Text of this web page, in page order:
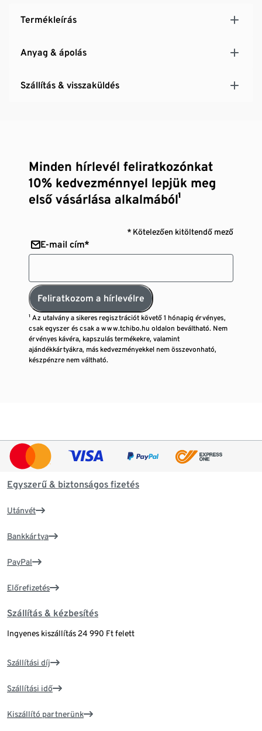
Termékleírás
Anyag & ápolás
Szállítás & visszaküldés
Minden hírlevél feliratkozónkat
10% kedvezménnyel lepjük meg
első vásárlása alkalmából¹
* Kötelezően kitöltendő mező
E-mail cím*
Feliratkozom a hírlevélre
¹ Az utalvány a sikeres regisztrációt követő 1 hónapig érvényes,
csak egyszer és csak a www.tchibo.hu oldalon beváltható. Nem
érvényes kávéra, kapszulás termékekre, valamint
ajándékkártyákra, más kedvezményekkel nem összevonható,
készpénzre nem váltható.
Egyszerű & biztonságos fizetés
Utánvét
Bankkártya
PayPal
Előrefizetés
Szállítás & kézbesítés
Ingyenes kiszállítás 24 990 Ft felett
Szállítási díj
Szállítási idő
Kiszállító partnerünk